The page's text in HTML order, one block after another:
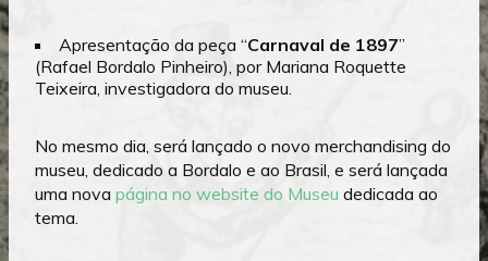
Apresentação da peça “Carnaval de 1897”
(Rafael Bordalo Pinheiro), por Mariana Roquette
Teixeira, investigadora do museu.
No mesmo dia, será lançado o novo merchandising do
museu, dedicado a Bordalo e ao Brasil, e será lançada
uma nova página no website do Museu dedicada ao
tema.